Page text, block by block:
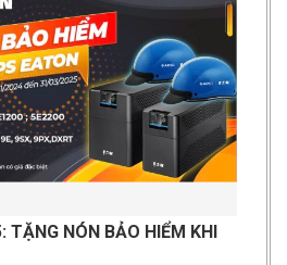
TẶNG NÓN BẢO HIỂM KHI